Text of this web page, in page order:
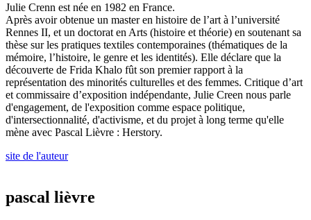
Julie Crenn est née en 1982 en France.
Après avoir obtenue un master en histoire de l’art à l’université
Rennes II, et un doctorat en Arts (histoire et théorie) en soutenant sa
thèse sur les pratiques textiles contemporaines (thématiques de la
mémoire, l’histoire, le genre et les identités). Elle déclare que la
découverte de Frida Khalo fût son premier rapport à la
représentation des minorités culturelles et des femmes. Critique d’art
et commissaire d’exposition indépendante, Julie Creen nous parle
d'engagement, de l'exposition comme espace politique,
d'intersectionnalité, d'activisme, et du projet à long terme qu'elle
mène avec Pascal Lièvre : Herstory.
site de l'auteur
pascal lièvre